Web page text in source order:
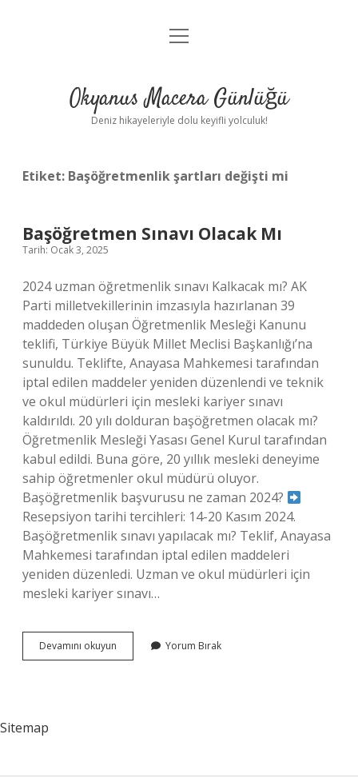
Anasayfa
Yasal Uyarı
menüyü
Okyanus Macera Günlüğü
Deniz hikayeleriyle dolu keyifli yolculuk!
Etiket: Başöğretmenlik şartları değişti mi
Başöğretmen Sınavı Olacak Mı
Tarih: Ocak 3, 2025
2024 uzman öğretmenlik sınavı Kalkacak mı? AK
Parti milletvekillerinin imzasıyla hazırlanan 39
maddeden oluşan Öğretmenlik Mesleği Kanunu
teklifi, Türkiye Büyük Millet Meclisi Başkanlığı’na
sunuldu. Teklifte, Anayasa Mahkemesi tarafından
iptal edilen maddeler yeniden düzenlendi ve teknik
ve okul müdürleri için mesleki kariyer sınavı
kaldırıldı. 20 yılı dolduran başöğretmen olacak mı?
Öğretmenlik Mesleği Yasası Genel Kurul tarafından
kabul edildi. Buna göre, 20 yıllık mesleki deneyime
sahip öğretmenler okul müdürü oluyor.
Başöğretmenlik başvurusu ne zaman 2024?
Resepsiyon tarihi tercihleri: 14-20 Kasım 2024.
Başöğretmenlik sınavı yapılacak mı? Teklif, Anayasa
Mahkemesi tarafından iptal edilen maddeleri
yeniden düzenledi. Uzman ve okul müdürleri için
mesleki kariyer sınavı…
Devamını okuyun Başöğretmen
Sınavı
Yorum Bırak
Sitemap